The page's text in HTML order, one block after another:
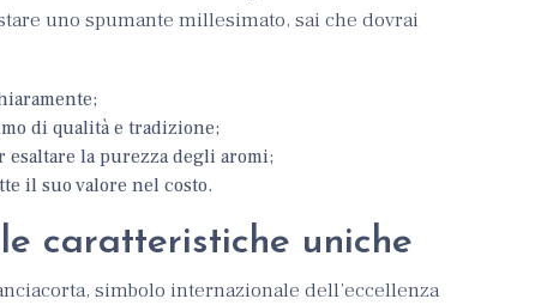
uno spumante millesimato, sai che dovrai
di qualità e tradizione;
la purezza degli aromi;
il suo valore nel costo.
caratteristiche uniche
simbolo internazionale dell’eccellenza